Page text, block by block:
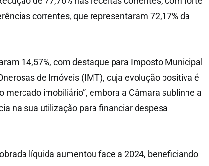
correntes, que representaram 72,17% da
14,57%, com destaque para Imposto Municipal
de Imóveis (IMT), cuja evolução positiva é
mercado imobiliário”, embora a Câmara sublinhe a
na sua utilização para financiar despesa
líquida aumentou face a 2024, beneficiando